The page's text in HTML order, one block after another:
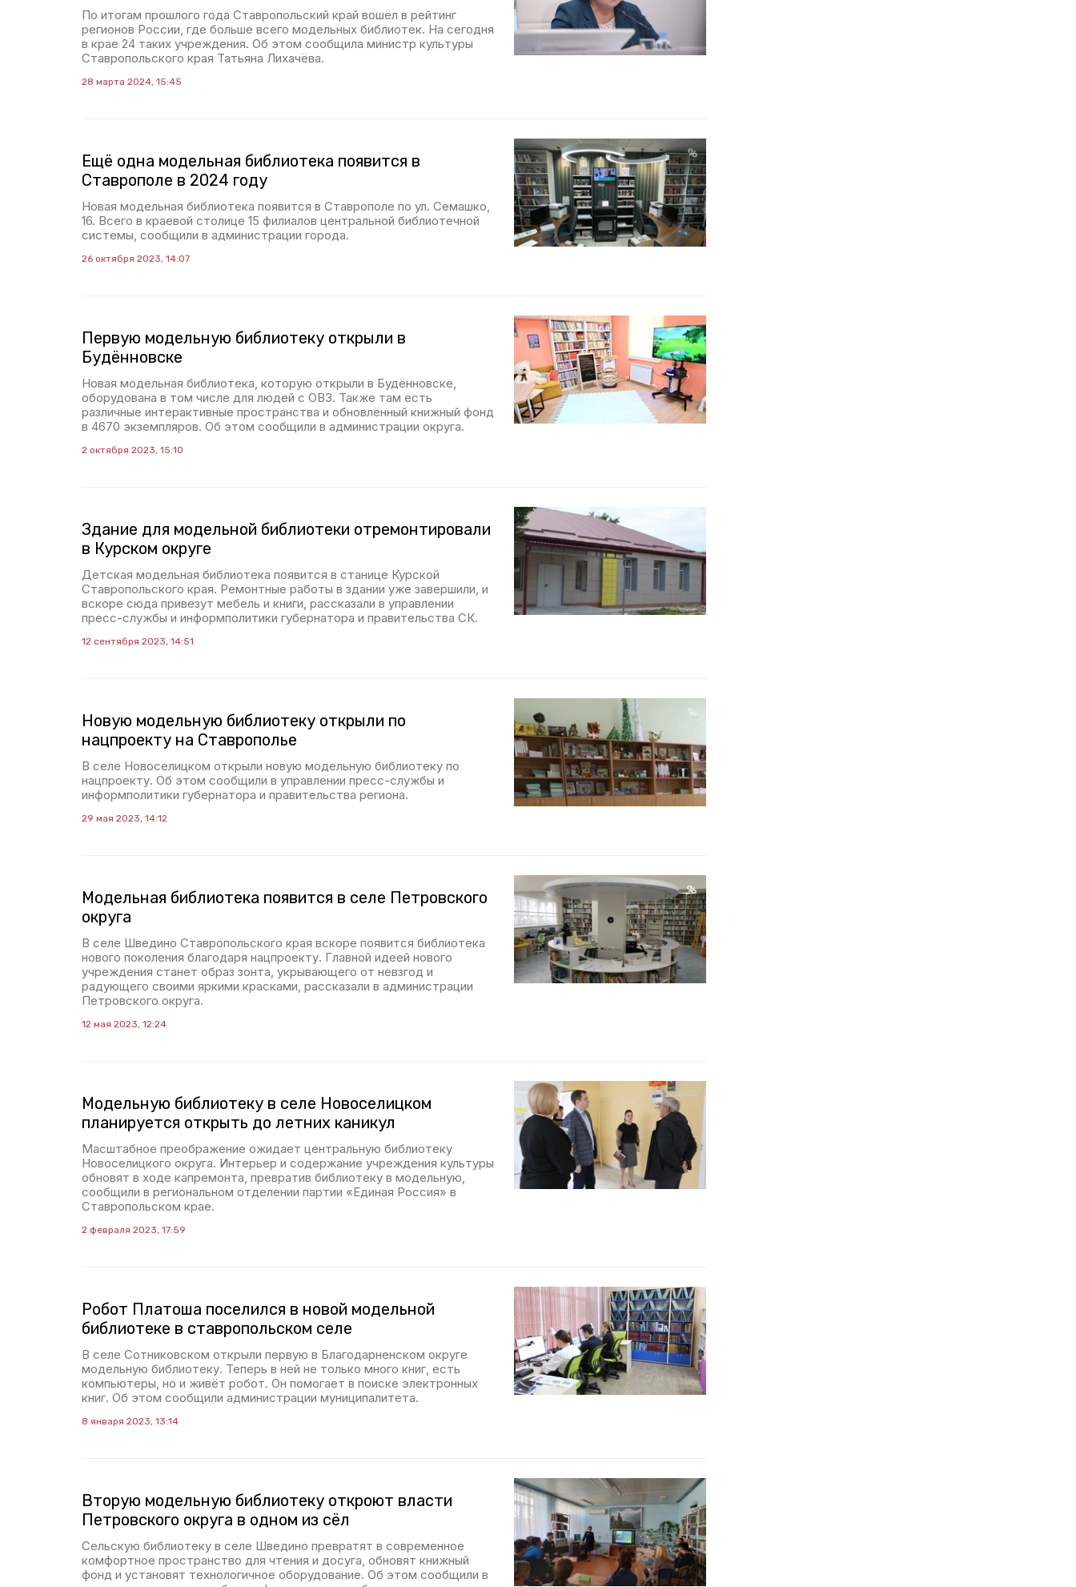
По итогам прошлого года Ставропольский край вошёл в рейтинг
регионов России, где больше всего модельных библиотек. На сегодня
в крае 24 таких учреждения. Об этом сообщила министр культуры
Ставропольского края Татьяна Лихачёва.
28 марта 2024, 15:45
Ещё одна модельная библиотека появится в
Ставрополе в 2024 году
Новая модельная библиотека появится в Ставрополе по ул. Семашко,
16. Всего в краевой столице 15 филиалов центральной библиотечной
системы, сообщили в администрации города.
26 октября 2023, 14:07
Первую модельную библиотеку открыли в
Будённовске
Новая модельная библиотека, которую открыли в Будённовске,
оборудована в том числе для людей с ОВЗ. Также там есть
различные интерактивные пространства и обновлённый книжный фонд
в 4670 экземпляров. Об этом сообщили в администрации округа.
2 октября 2023, 15:10
Здание для модельной библиотеки отремонтировали
в Курском округе
Детская модельная библиотека появится в станице Курской
Ставропольского края. Ремонтные работы в здании уже завершили, и
вскоре сюда привезут мебель и книги, рассказали в управлении
пресс-службы и информполитики губернатора и правительства СК.
12 сентября 2023, 14:51
Новую модельную библиотеку открыли по
нацпроекту на Ставрополье
В селе Новоселицком открыли новую модельную библиотеку по
нацпроекту. Об этом сообщили в управлении пресс-службы и
информполитики губернатора и правительства региона.
29 мая 2023, 14:12
Модельная библиотека появится в селе Петровского
округа
В селе Шведино Ставропольского края вскоре появится библиотека
нового поколения благодаря нацпроекту. Главной идеей нового
учреждения станет образ зонта, укрывающего от невзгод и
радующего своими яркими красками, рассказали в администрации
Петровского округа.
12 мая 2023, 12:24
Модельную библиотеку в селе Новоселицком
планируется открыть до летних каникул
Масштабное преображение ожидает центральную библиотеку
Новоселицкого округа. Интерьер и содержание учреждения культуры
обновят в ходе капремонта, превратив библиотеку в модельную,
сообщили в региональном отделении партии «Единая Россия» в
Ставропольском крае.
2 февраля 2023, 17:59
Робот Платоша поселился в новой модельной
библиотеке в ставропольском селе
В селе Сотниковском открыли первую в Благодарненском округе
модельную библиотеку. Теперь в ней не только много книг, есть
компьютеры, но и живёт робот. Он помогает в поиске электронных
книг. Об этом сообщили администрации муниципалитета.
8 января 2023, 13:14
Вторую модельную библиотеку откроют власти
Петровского округа в одном из сёл
Сельскую библиотеку в селе Шведино превратят в современное
комфортное пространство для чтения и досуга, обновят книжный
фонд и установят технологичное оборудование. Об этом сообщили в